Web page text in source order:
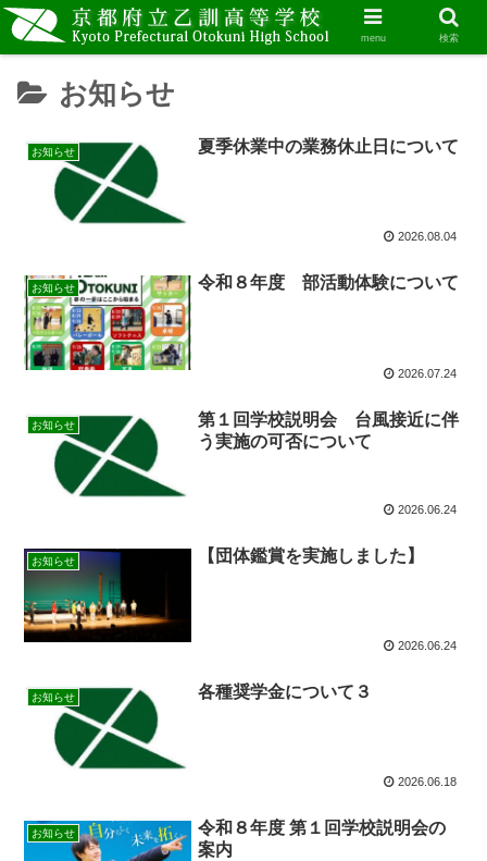
お知らせ
お知らせ 夏季休業中の業務休止日について
2026.08.04
お知らせ 令和８年度 部活動体験について
2026.07.24
お知らせ
第１回学校説明会 台風接近に伴
う実施の可否について
2026.06.24
お知らせ 【団体鑑賞を実施しました】
2026.06.24
お知らせ 各種奨学金について３
2026.06.18
お知らせ
令和８年度 第１回学校説明会の
案内
menu 検索